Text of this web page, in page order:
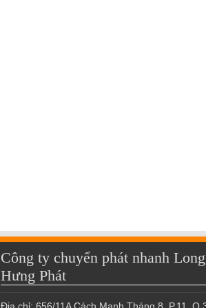
Công ty chuyển phát nhanh Long
Hưng Phát
Địa chỉ: 656/11A Cách Mạnh Tháng 8, P.11,